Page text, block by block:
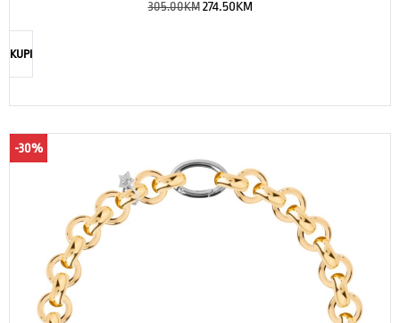
305.00KM 274.50KM
KUPI
-30%